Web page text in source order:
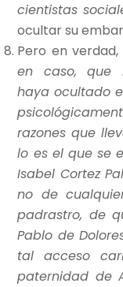
cientistas
ocultar su
Pero en
en caso, que
haya ocultado
razones que
lo es el que se
Isabel Cortez
no de
padrastro, de
Pablo de
tal acceso
paternidad de